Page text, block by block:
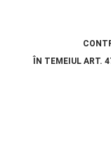
47 DIN